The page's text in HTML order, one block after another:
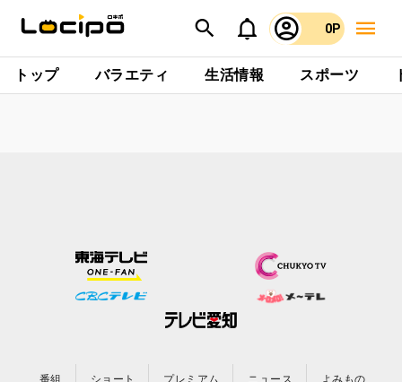
0P
トップ バラエティ 生活情報 スポーツ
番組 ショート プレミアム ニュース よみもの